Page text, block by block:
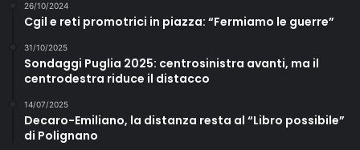
26/10/2024
Cgil e reti promotrici in piazza: “Fermiamo le guerre”
31/10/2025
Sondaggi Puglia 2025: centrosinistra avanti, ma il
centrodestra riduce il distacco
14/07/2025
Decaro-Emiliano, la distanza resta al “Libro possibile”
di Polignano